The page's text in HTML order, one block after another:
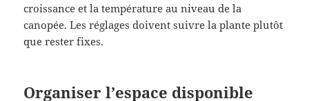
croissance et la température au niveau de la
canopée. Les réglages doivent suivre la plante plutôt
que rester fixes.
Organiser l’espace disponible